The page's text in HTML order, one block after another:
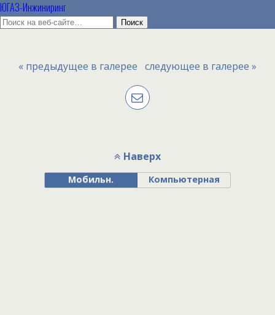
ЮГАЗ-Инжиниринг
« предыдущее в галерее следующее в галерее »
Наверх
Мобильн. Компьютерная